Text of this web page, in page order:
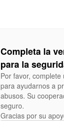
Completa la
para la
Por favor,
para ayudarnos a
abusos. Su
seguro.
Gracias por su